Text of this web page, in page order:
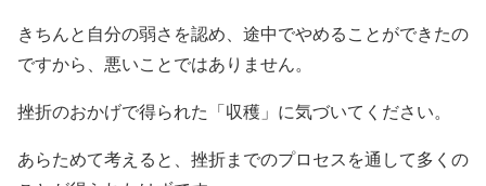
きちんと自分の弱さを認め、途中でやめることができたの
ですから、悪いことではありません。
挫折のおかげで得られた「収穫」に気づいてください。
あらためて考えると、挫折までのプロセスを通して多くの